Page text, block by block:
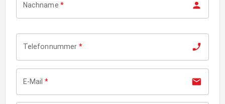
Nachname *
Telefonnummer *
E-Mail *